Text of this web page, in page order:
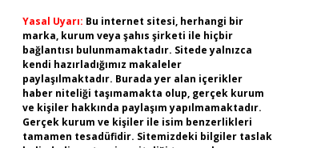
Yasal Uyarı: Bu internet sitesi, herhangi bir
marka, kurum veya şahıs şirketi ile hiçbir
bağlantısı bulunmamaktadır. Sitede yalnızca
kendi hazırladığımız makaleler
paylaşılmaktadır. Burada yer alan içerikler
haber niteliği taşımamakta olup, gerçek kurum
ve kişiler hakkında paylaşım yapılmamaktadır.
Gerçek kurum ve kişiler ile isim benzerlikleri
tamamen tesadüfidir. Sitemizdeki bilgiler taslak